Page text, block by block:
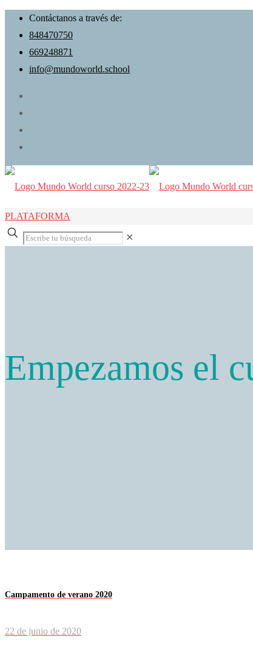
Contáctanos a través de:
848470750
669248871
info@mundoworld.school
PLATAFORMA
✕
Empezamos el
Campamento de verano 2020
22 de junio de 2020